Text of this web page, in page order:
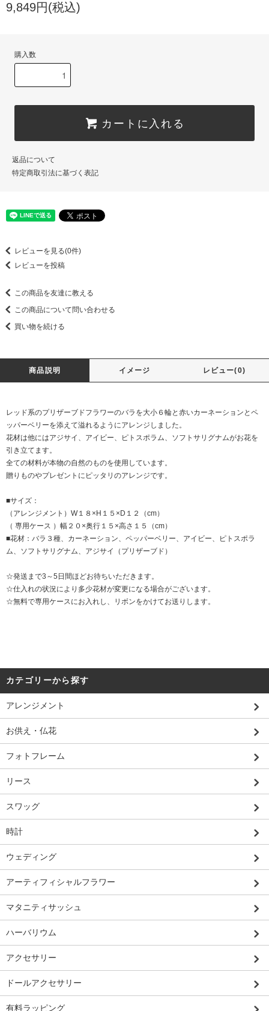
9,849円(税込)
購入数
カートに入れる
返品について
特定商取引法に基づく表記
レビューを見る(0件)
レビューを投稿
この商品を友達に教える
この商品について問い合わせる
買い物を続ける
商品説明 イメージ レビュー(0)
レッド系のプリザーブドフラワーのバラを大小６輪と赤いカーネーションとペ
ッパーベリーを添えて溢れるようにアレンジしました。
花材は他にはアジサイ、アイビー、ピトスポラム、ソフトサリグナムがお花を
引き立てます。
全ての材料が本物の自然のものを使用しています。
贈りものやプレゼントにピッタリのアレンジです。
■サイズ：
（アレンジメント）W１８×H１５×D１２（cm）
（ 専用ケース ）幅２０×奥行１５×高さ１５（cm）
■花材：バラ３種、カーネーション、ペッパーベリー、アイビー、ピトスポラ
ム、ソフトサリグナム、アジサイ（プリザーブド）
☆発送まで3～5日間ほどお待ちいただきます。
☆仕入れの状況により多少花材が変更になる場合がございます。
☆無料で専用ケースにお入れし、リボンをかけてお送りします。
カテゴリーから探す
アレンジメント
お供え・仏花
フォトフレーム
リース
スワッグ
時計
ウェディング
アーティフィシャルフラワー
マタニティサッシュ
ハーバリウム
アクセサリー
ドールアクセサリー
有料ラッピング